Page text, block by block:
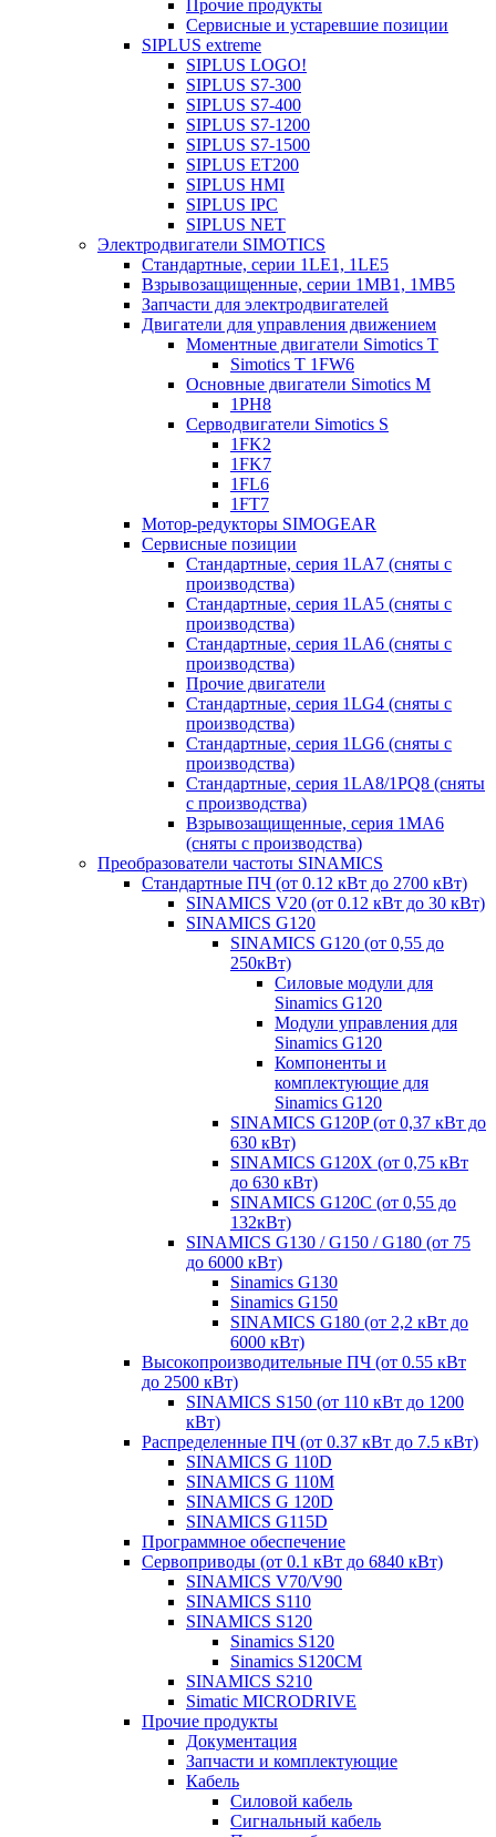
Прочие продукты
Сервисные и устаревшие позиции
SIPLUS extreme
SIPLUS LOGO!
SIPLUS S7-300
SIPLUS S7-400
SIPLUS S7-1200
SIPLUS S7-1500
SIPLUS ET200
SIPLUS HMI
SIPLUS IPC
SIPLUS NET
Электродвигатели SIMOTICS
Стандартные, серии 1LE1, 1LE5
Взрывозащищенные, серии 1MB1, 1MB5
Запчасти для электродвигателей
Двигатели для управления движением
Моментные двигатели Simotics T
Simotics T 1FW6
Основные двигатели Simotics M
1PH8
Серводвигатели Simotics S
1FK2
1FK7
1FL6
1FT7
Мотор-редукторы SIMOGEAR
Сервисные позиции
Стандартные, серия 1LA7 (сняты с
производства)
Стандартные, серия 1LA5 (сняты с
производства)
Стандартные, серия 1LA6 (сняты с
производства)
Прочие двигатели
Стандартные, серия 1LG4 (сняты с
производства)
Стандартные, серия 1LG6 (сняты с
производства)
Стандартные, серия 1LA8/1PQ8 (сняты
с производства)
Взрывозащищенные, серия 1MA6
(сняты с производства)
Преобразователи частоты SINAMICS
Стандартные ПЧ (от 0.12 кВт до 2700 кВт)
SINAMICS V20 (от 0.12 кВт до 30 кВт)
SINAMICS G120
SINAMICS G120 (от 0,55 до
250кВт)
Силовые модули для
Sinamics G120
Модули управления для
Sinamics G120
Компоненты и
комплектующие для
Sinamics G120
SINAMICS G120P (от 0,37 кВт до
630 кВт)
SINAMICS G120X (от 0,75 кВт
до 630 кВт)
SINAMICS G120C (от 0,55 до
132кВт)
SINAMICS G130 / G150 / G180 (от 75
до 6000 кВт)
Sinamics G130
Sinamics G150
SINAMICS G180 (от 2,2 кВт до
6000 кВт)
Высокопроизводительные ПЧ (от 0.55 кВт
до 2500 кВт)
SINAMICS S150 (от 110 кВт до 1200
кВт)
Распределенные ПЧ (от 0.37 кВт до 7.5 кВт)
SINAMICS G 110D
SINAMICS G 110M
SINAMICS G 120D
SINAMICS G115D
Программное обеспечение
Сервоприводы (от 0.1 кВт до 6840 кВт)
SINAMICS V70/V90
SINAMICS S110
SINAMICS S120
Sinamics S120
Sinamics S120CM
SINAMICS S210
Simatic MICRODRIVE
Прочие продукты
Документация
Запчасти и комплектующие
Кабель
Силовой кабель
Сигнальный кабель